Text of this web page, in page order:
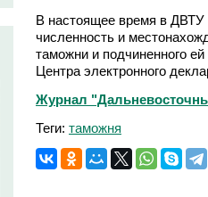
В настоящее время в ДВТУ
численность и
таможни и подчиненного
Центра электронного
Журнал
Теги: таможня